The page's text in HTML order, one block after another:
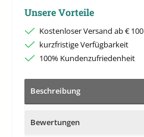
Unsere Vorteile
Kostenloser Versand ab € 100
kurzfristige Verfügbarkeit
100% Kundenzufriedenheit
Beschreibung
Bewertungen